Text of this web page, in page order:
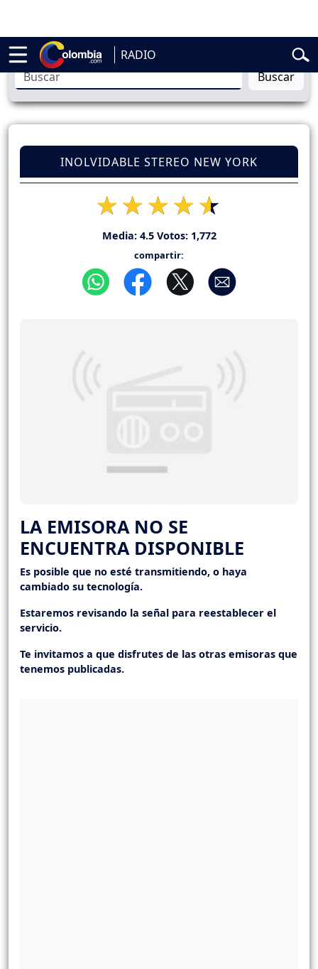
RADIO
Abelardo de la Espriella
Buscar
INOLVIDABLE STEREO NEW YORK
Media: 4.5Votos: 1,772
compartir:
LA EMISORA NO SE
ENCUENTRA DISPONIBLE
Es posible que no esté transmitiendo, o haya
cambiado su tecnología.
Estaremos revisando la señal para reestablecer el
servicio.
Te invitamos a que disfrutes de las otras emisoras que
tenemos publicadas.